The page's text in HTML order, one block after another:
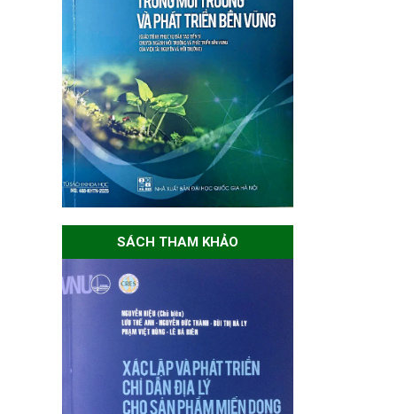
SÁCH THAM KHẢO